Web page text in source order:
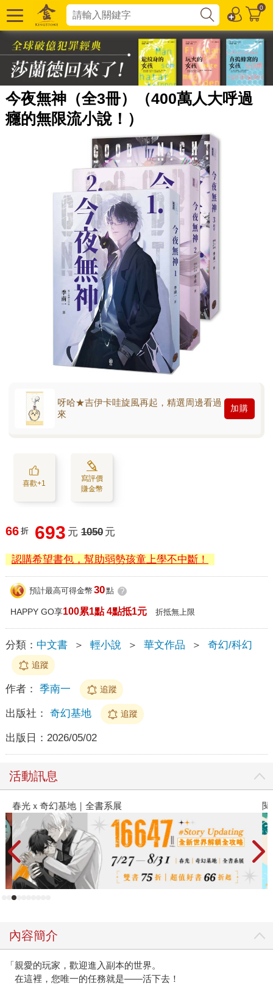
0
今夜無神（全3冊）（400萬人大呼過
癮的無限流小說！）
呀哈★吉伊卡哇旋風再起，精選周邊看過
來
加購
喜歡+1
寫評價
賺金幣
66 折 693 元 1050 元
認購希望書包，幫助弱勢孩童上學不中斷！
預計最高可得金幣 30點 ?
HAPPY GO享100累1點 4點抵1元 折抵無上限
分類： 中文書 ＞ 輕小說 ＞ 華文作品 ＞ 奇幻/科幻
追蹤
作者： 季南一 追蹤
出版社： 奇幻基地 追蹤
出版日： 2026/05/02
活動訊息
春光ｘ奇幻基地｜全書系展
內容簡介
「親愛的玩家，歡迎進入副本的世界。
在這裡，您唯一的任務就是——活下去！